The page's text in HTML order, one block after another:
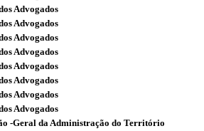
Advogados
Advogados
Advogados
Advogados
Advogados
Advogados
Advogados
Advogados
-Geral da Administração do Território